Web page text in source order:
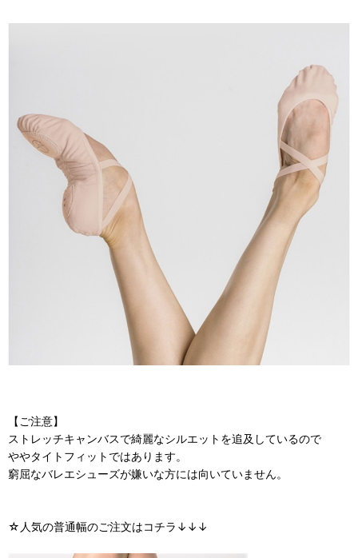
【ご注意】
ストレッチキャンバスで綺麗なシルエットを追及しているので
ややタイトフィットではあります。
窮屈なバレエシューズが嫌いな方には向いていません。
☆人気の普通幅のご注文はコチラ↓↓↓